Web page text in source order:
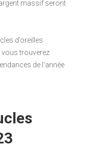
massif seront
d’oreilles
trouverez
de l’année